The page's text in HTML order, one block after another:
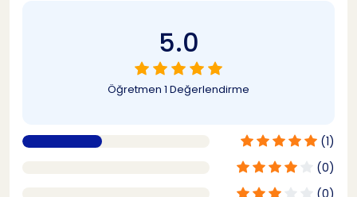
5.0
Öğretmen 1 Değerlendirme
(1)
(0)